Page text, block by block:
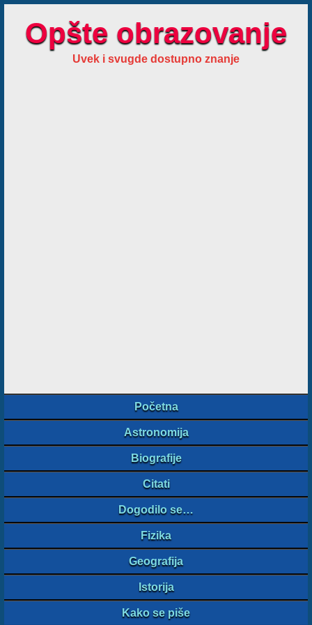
Opšte obrazovanje
Uvek i svugde dostupno znanje
Početna
Astronomija
Biografije
Citati
Dogodilo se…
Fizika
Geografija
Istorija
Kako se piše